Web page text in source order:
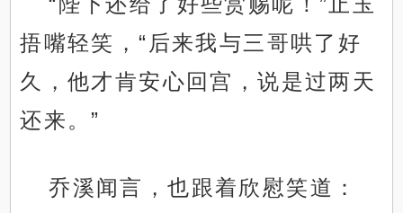
捂嘴轻笑，“后来我与三哥哄了好
久，他才肯安心回宫，说是过两天
还来。”
乔溪闻言，也跟着欣慰笑道：